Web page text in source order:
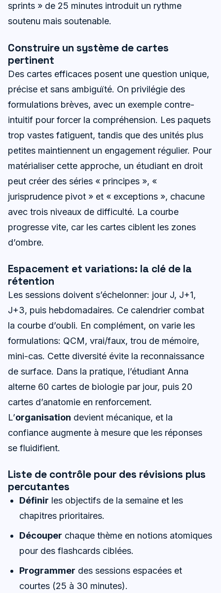
sprints » de 25 minutes introduit un rythme
soutenu mais soutenable.
Construire un système de cartes
pertinent
Des cartes efficaces posent une question unique,
précise et sans ambiguïté. On privilégie des
formulations brèves, avec un exemple contre-
intuitif pour forcer la compréhension. Les paquets
trop vastes fatiguent, tandis que des unités plus
petites maintiennent un engagement régulier. Pour
matérialiser cette approche, un étudiant en droit
peut créer des séries « principes », «
jurisprudence pivot » et « exceptions », chacune
avec trois niveaux de difficulté. La courbe
progresse vite, car les cartes ciblent les zones
d’ombre.
Espacement et variations: la clé de la
rétention
Les sessions doivent s’échelonner: jour J, J+1,
J+3, puis hebdomadaires. Ce calendrier combat
la courbe d’oubli. En complément, on varie les
formulations: QCM, vrai/faux, trou de mémoire,
mini-cas. Cette diversité évite la reconnaissance
de surface. Dans la pratique, l’étudiant Anna
alterne 60 cartes de biologie par jour, puis 20
cartes d’anatomie en renforcement.
L’organisation devient mécanique, et la
confiance augmente à mesure que les réponses
se fluidifient.
Liste de contrôle pour des révisions plus
percutantes
Définir les objectifs de la semaine et les
chapitres prioritaires.
Découper chaque thème en notions atomiques
pour des flashcards ciblées.
Programmer des sessions espacées et
courtes (25 à 30 minutes).